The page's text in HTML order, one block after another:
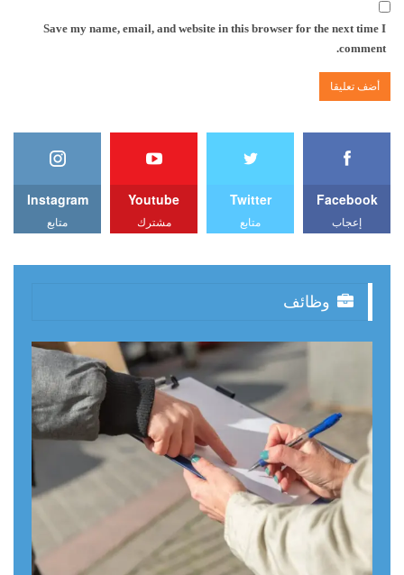
Save my name, email, and website in this browser for the next time I
comment.
Facebook
إعجاب
Twitter
متابع
Youtube
مشترك
Instagram
متابع
وظائف